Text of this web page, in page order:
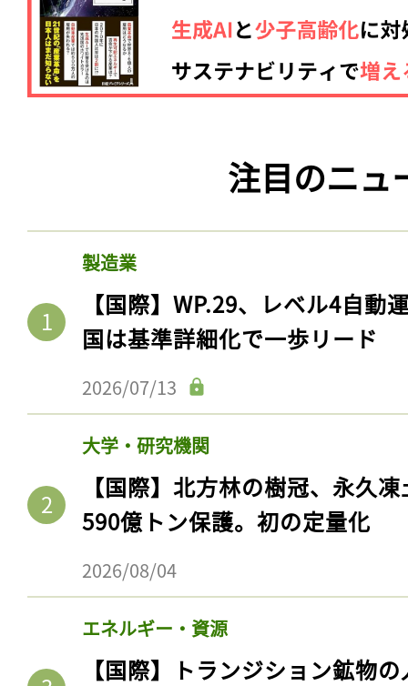
注目のニュ
製造業
【国際】WP.29、レベル4自動
国は基準詳細化で一歩リード
2026/07/13
大学・研究機関
【国際】北方林の樹冠、永久
590億トン保護。初の定量化
2026/08/04
エネルギー・資源
【国際】トランジション鉱物